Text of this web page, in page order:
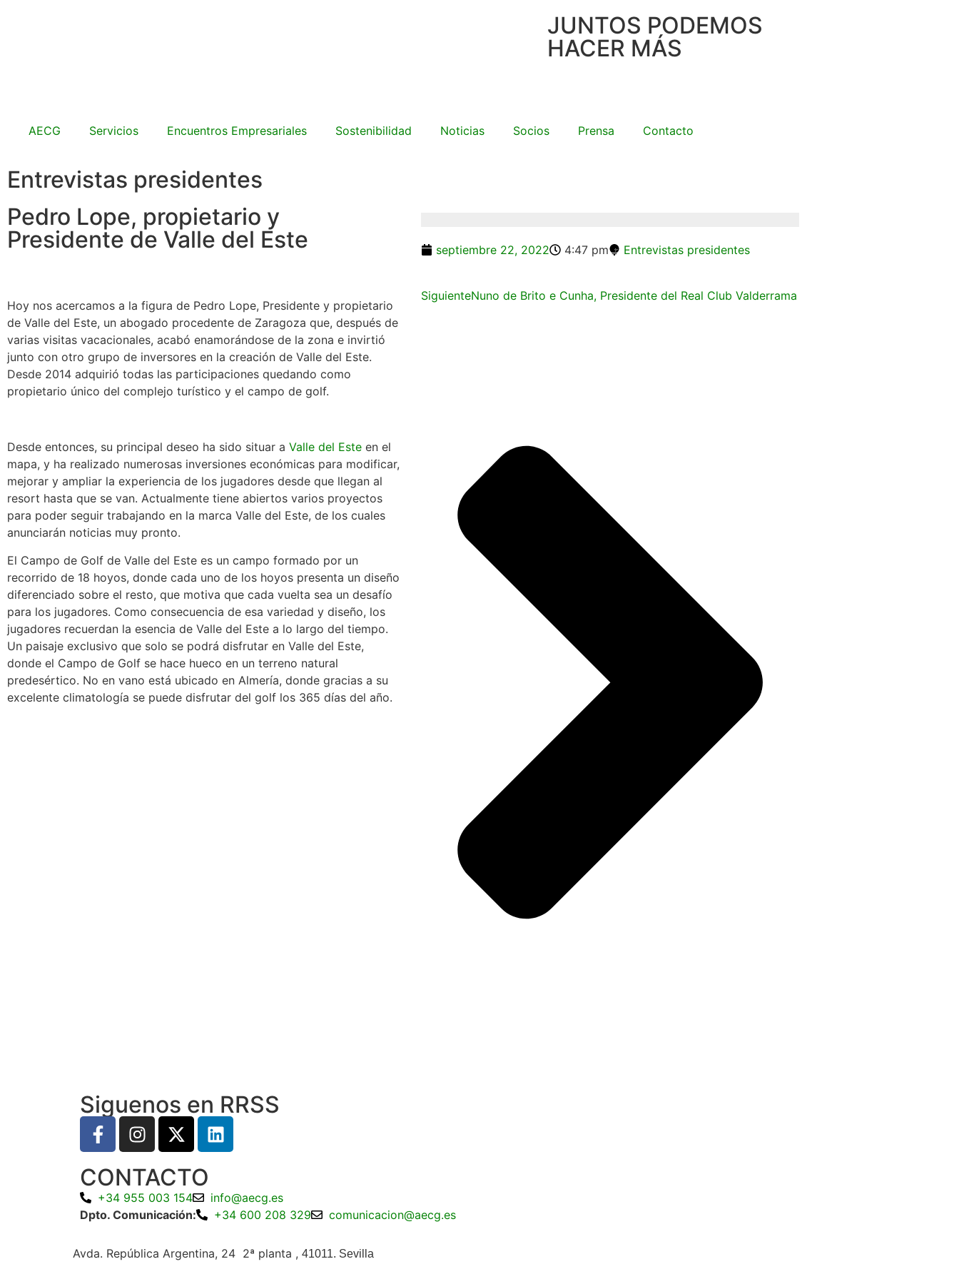
JUNTOS PODEMOS
HACER MÁS
AECG Servicios Encuentros Empresariales Sostenibilidad Noticias Socios Prensa Contacto
Entrevistas presidentes
Pedro Lope, propietario y
Presidente de Valle del Este
Hoy nos acercamos a la figura de Pedro Lope, Presidente y propietario
de Valle del Este, un abogado procedente de Zaragoza que, después de
varias visitas vacacionales, acabó enamorándose de la zona e invirtió
junto con otro grupo de inversores en la creación de Valle del Este.
Desde 2014 adquirió todas las participaciones quedando como
propietario único del complejo turístico y el campo de golf.
Desde entonces, su principal deseo ha sido situar a Valle del Este en el
mapa, y ha realizado numerosas inversiones económicas para modificar,
mejorar y ampliar la experiencia de los jugadores desde que llegan al
resort hasta que se van. Actualmente tiene abiertos varios proyectos
para poder seguir trabajando en la marca Valle del Este, de los cuales
anunciarán noticias muy pronto.
El Campo de Golf de Valle del Este es un campo formado por un
recorrido de 18 hoyos, donde cada uno de los hoyos presenta un diseño
diferenciado sobre el resto, que motiva que cada vuelta sea un desafío
para los jugadores. Como consecuencia de esa variedad y diseño, los
jugadores recuerdan la esencia de Valle del Este a lo largo del tiempo.
Un paisaje exclusivo que solo se podrá disfrutar en Valle del Este,
donde el Campo de Golf se hace hueco en un terreno natural
predesértico. No en vano está ubicado en Almería, donde gracias a su
excelente climatología se puede disfrutar del golf los 365 días del año.
septiembre 22, 2022 4:47 pm Entrevistas presidentes
SiguienteNuno de Brito e Cunha, Presidente del Real Club Valderrama
Siguenos en RRSS
CONTACTO
+34 955 003 154
info@aecg.es
Dpto. Comunicación:
+34 600 208 329 comunicacion@aecg.es
Avda. República Argentina, 24 2ª planta , 41011. Sevilla